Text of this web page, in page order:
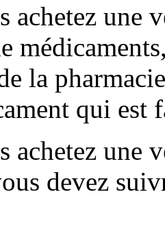
achetez une
la
qui est
achetez une
devez